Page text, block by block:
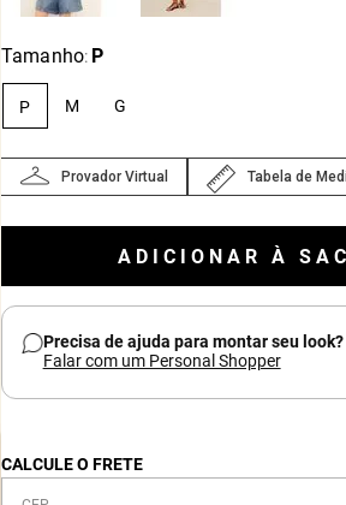
Tamanho: P
P M G
Provador Virtual Tabela de
ADICIONAR À
Precisa de ajuda para montar seu look?
Falar com um Personal Shopper
CALCULE O FRETE